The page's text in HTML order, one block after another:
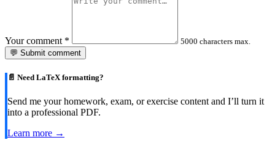
Your comment *
5000 characters max.
💬 Submit comment
📄 Need LaTeX formatting?
Send me your homework, exam, or exercise content and I’ll turn it
into a professional PDF.
Learn more →